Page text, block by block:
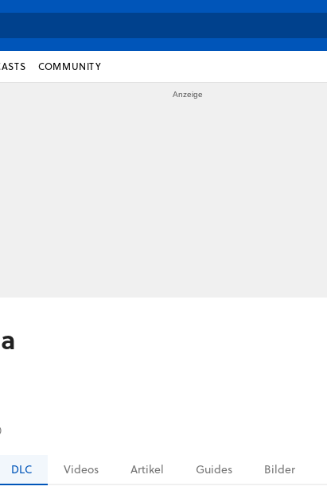
COMMUNITY
DLC Videos Artikel Guides Bilder